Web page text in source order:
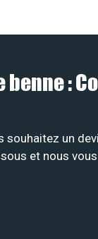
benne :
souhaitez un
et nous